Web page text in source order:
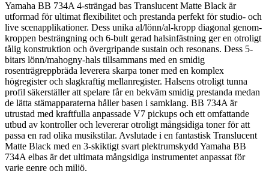
Yamaha BB 734A 4-strängad bas Translucent Matte Black är
utformad för ultimat flexibilitet och prestanda perfekt för studio- och
live scenapplikationer. Dess unika al/lönn/al-kropp diagonal genom-
kroppen besträngning och 6-bult gerad halsinfästning ger en otroligt
tålig konstruktion och övergripande sustain och resonans. Dess 5-
bitars lönn/mahogny-hals tillsammans med en smidig
rosenträgreppbräda leverera skarpa toner med en komplex
högregister och slagkraftig mellanregister. Halsens otroligt tunna
profil säkerställer att spelare får en bekväm smidig prestanda medan
de lätta stämapparaterna håller basen i samklang. BB 734A är
utrustad med kraftfulla anpassade V7 pickups och ett omfattande
utbud av kontroller och levererar otroligt mångsidiga toner för att
passa en rad olika musikstilar. Avslutade i en fantastisk Translucent
Matte Black med en 3-skiktigt svart plektrumskydd Yamaha BB
734A elbas är det ultimata mångsidiga instrumentet anpassat för
varje genre och miljö.